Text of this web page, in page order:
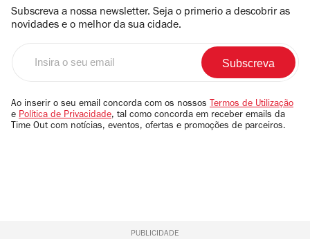
Subscreva a nossa newsletter. Seja o primerio a descobrir as
novidades e o melhor da sua cidade.
email
Ao inserir o seu email concorda com os nossos Termos de Utilização
e Política de Privacidade, tal como concorda em receber emails da
Time Out com notícias, eventos, ofertas e promoções de parceiros.
PUBLICIDADE